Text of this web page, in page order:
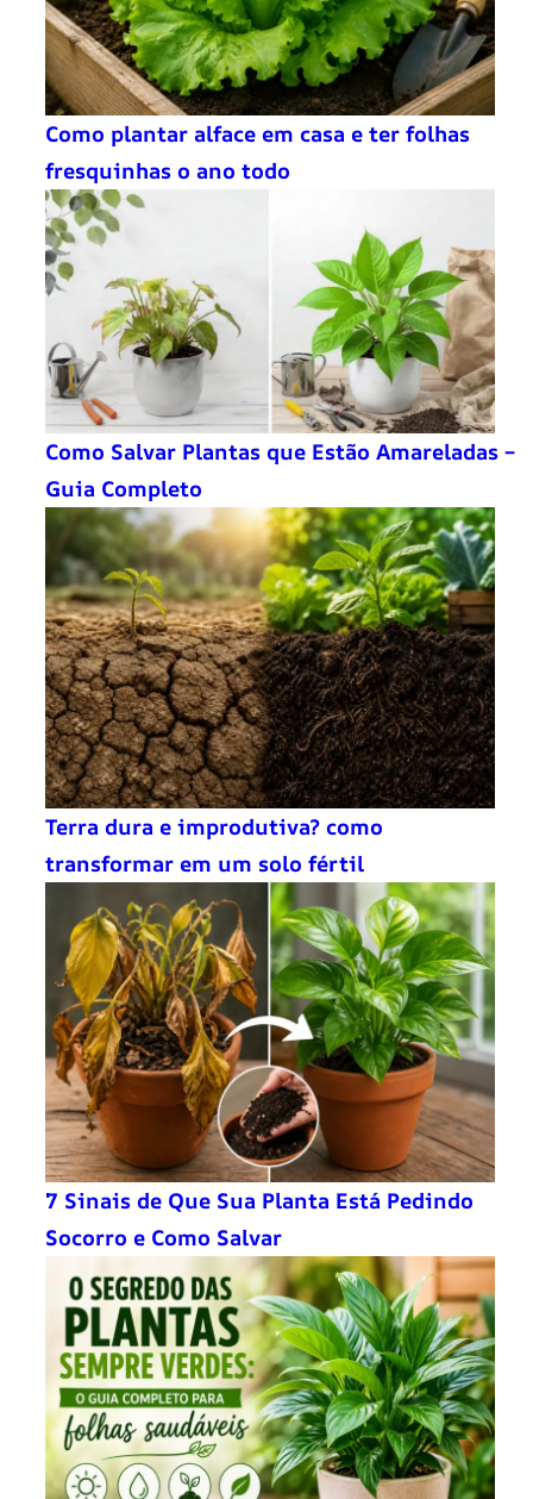
Como plantar alface em casa e ter folhas
fresquinhas o ano todo
Como Salvar Plantas que Estão Amareladas –
Guia Completo
Terra dura e improdutiva? como
transformar em um solo fértil
7 Sinais de Que Sua Planta Está Pedindo
Socorro e Como Salvar